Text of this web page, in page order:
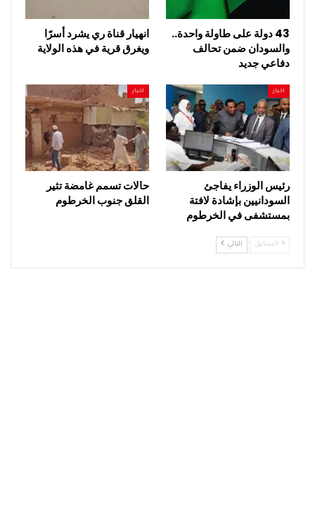
43 دولة على طاولة واحدة..
والسودان ضمن تحالف
دفاعي جديد
انهيار قناة ري يشرد أسرًا
ويغرق قرية في هذه الولاية
اخبار
رئيس الوزراء يفاجئ
السودانيين بإشادة لافتة
بمستشفى في الخرطوم
اخبار
حالات تسمم غامضة تثير
القلق جنوب الخرطوم
السابق التالي